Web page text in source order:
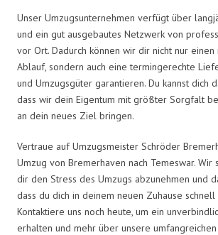
Unser Umzugsunternehmen verfügt über
und ein gut ausgebautes Netzwerk von
vor Ort. Dadurch können wir dir nicht nur
Ablauf, sondern auch eine termingerechte
und Umzugsgüter garantieren. Du kannst dich
dass wir dein Eigentum mit größter Sorgfalt
an dein neues Ziel bringen.
Vertraue auf Umzugsmeister Schröder
Umzug von Bremerhaven nach Temeswar. Wir
dir den Stress des Umzugs abzunehmen und
dass du dich in deinem neuen Zuhause
Kontaktiere uns noch heute, um ein
erhalten und mehr über unsere